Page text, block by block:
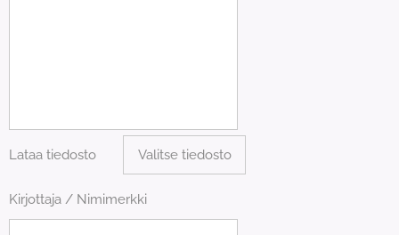
Lataa tiedosto Valitse tiedosto
Kirjottaja / Nimimerkki